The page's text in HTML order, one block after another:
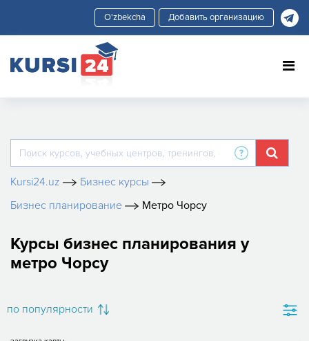
Добавить организацию
Kursi24.uz
Бизнес курсы
Бизнес планирование
Метро Чорсу
Курсы бизнес планирования у
метро Чорсу
по популярности